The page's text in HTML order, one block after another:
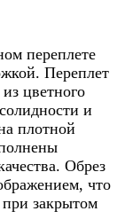
переплете
Переплет
цветного
и
плотной
Обрез
что
при закрытом